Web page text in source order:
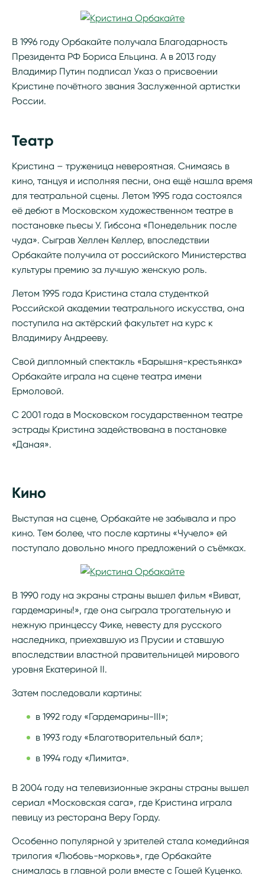
В 1996 году Орбакайте получала Благодарность
Президента РФ Бориса Ельцина. А в 2013 году
Владимир Путин подписал Указ о присвоении
Кристине почётного звания Заслуженной артистки
России.
Театр
Кристина – труженица невероятная. Снимаясь в
кино, танцуя и исполняя песни, она ещё нашла время
для театральной сцены. Летом 1995 года состоялся
её дебют в Московском художественном театре в
постановке пьесы У. Гибсона «Понедельник после
чуда». Сыграв Хеллен Келлер, впоследствии
Орбакайте получила от российского Министерства
культуры премию за лучшую женскую роль.
Летом 1995 года Кристина стала студенткой
Российской академии театрального искусства, она
поступила на актёрский факультет на курс к
Владимиру Андрееву.
Свой дипломный спектакль «Барышня-крестьянка»
Орбакайте играла на сцене театра имени
Ермоловой.
С 2001 года в Московском государственном театре
эстрады Кристина задействована в постановке
«Даная».
Кино
Выступая на сцене, Орбакайте не забывала и про
кино. Тем более, что после картины «Чучело» ей
поступало довольно много предложений о съёмках.
В 1990 году на экраны страны вышел фильм «Виват,
гардемарины!», где она сыграла трогательную и
нежную принцессу Фике, невесту для русского
наследника, приехавшую из Прусии и ставшую
впоследствии властной правительницей мирового
уровня Екатериной II.
Затем последовали картины:
в 1992 году «Гардемарины-III»;
в 1993 году «Благотворительный бал»;
в 1994 году «Лимита».
В 2004 году на телевизионные экраны страны вышел
сериал «Московская сага», где Кристина играла
певицу из ресторана Веру Горду.
Особенно популярной у зрителей стала комедийная
трилогия «Любовь-морковь», где Орбакайте
снималась в главной роли вместе с Гошей Куценко.